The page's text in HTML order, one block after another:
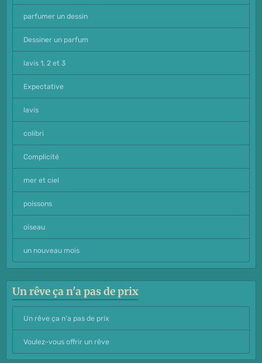
parfumer un dessin
Dessiner un parfum
lavis 1, 2 et 3
Expectative
lavis
colibri
Complicité
mer et ciel
poissons
oiseau
un nouveau mois
Un rêve ça n'a pas de prix
Un rêve ça n'a pas de prix
Voulez-vous offrir un rêve